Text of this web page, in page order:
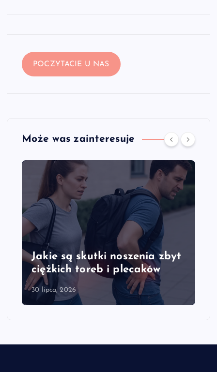
POCZYTACIE U NAS
Może was zainteresuje
Jakie są skutki noszenia zbyt
ciężkich toreb i plecaków
30 lipca, 2026